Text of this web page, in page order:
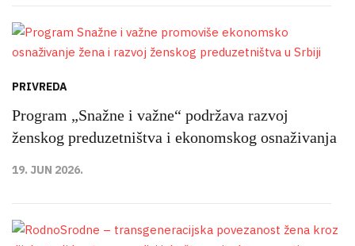
PRIVREDA
Program „Snažne i važne“ podržava razvoj
ženskog preduzetništva i ekonomskog osnaživanja
19. JUN 2026.